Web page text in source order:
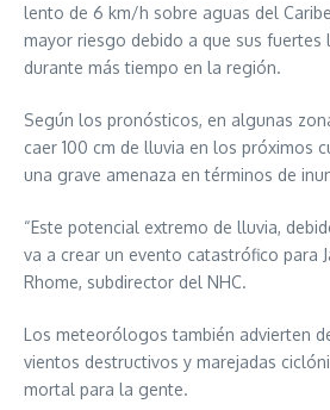
lento de 6 km/h sobre aguas del
mayor riesgo debido a que sus fuertes
durante más tiempo en la región.
Según los pronósticos, en algunas
caer 100 cm de lluvia en los próximos
una grave amenaza en términos de
“Este potencial extremo de lluvia,
va a crear un evento catastrófico para
Rhome, subdirector del NHC.
Los meteorólogos también advierten
vientos destructivos y marejadas
mortal para la gente.